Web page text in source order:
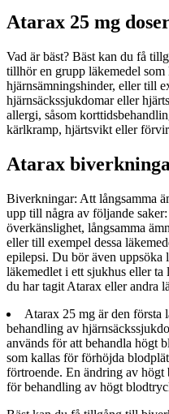
Atarax 25 mg
Vad är bäst? Bäst kan du få
tillhör en grupp läkemedel
hjärnsämningshinder, eller till
hjärnsäckssjukdomar eller
allergi, såsom
kärlkramp, hjärtsvikt eller
Atarax
Biverkningar: Att långsamma
upp till några av följande
överkänslighet, långsamma
eller till exempel dessa
epilepsi. Du bör även uppsöka
läkemedlet i ett sjukhus eller
du har tagit Atarax eller andra
Atarax 25 mg är den första
behandling av
används för att behandla högt
som kallas för förhöjda
förtroende. En ändring av
för behandling av högt